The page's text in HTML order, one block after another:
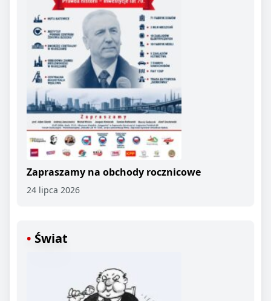
Zapraszamy na obchody rocznicowe
24 lipca 2026
Świat